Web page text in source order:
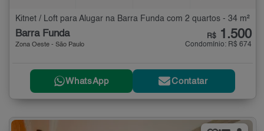
Kitnet / Loft para Alugar na Barra Funda com 2 quartos - 34 m²
Barra Funda
Zona Oeste - São Paulo
R$ 1.500
Condomínio: R$ 674
WhatsApp Contatar